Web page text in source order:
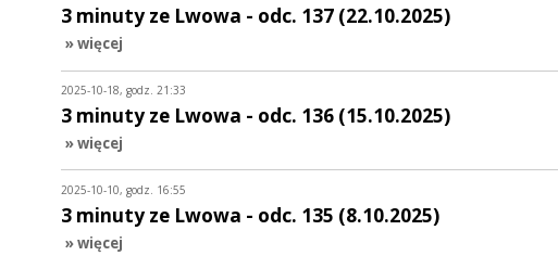
3 minuty ze Lwowa - odc. 137 (22.10.2025)
» więcej
2025-10-18, godz. 21:33
3 minuty ze Lwowa - odc. 136 (15.10.2025)
» więcej
2025-10-10, godz. 16:55
3 minuty ze Lwowa - odc. 135 (8.10.2025)
» więcej